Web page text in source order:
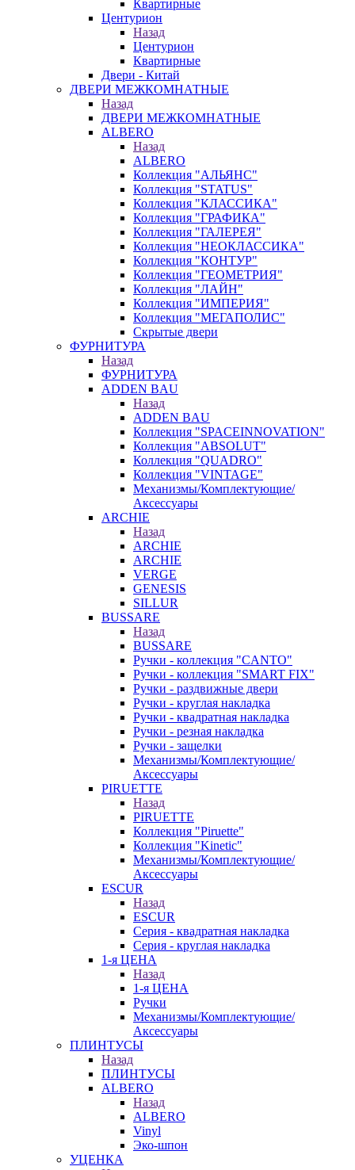
Квартирные
Центурион
Назад
Центурион
Квартирные
Двери - Китай
ДВЕРИ МЕЖКОМНАТНЫЕ
Назад
ДВЕРИ МЕЖКОМНАТНЫЕ
ALBERO
Назад
ALBERO
Коллекция "АЛЬЯНС"
Коллекция "STATUS"
Коллекция "КЛАССИКА"
Коллекция "ГРАФИКА"
Коллекция "ГАЛЕРЕЯ"
Коллекция "НЕОКЛАССИКА"
Коллекция "КОНТУР"
Коллекция "ГЕОМЕТРИЯ"
Коллекция "ЛАЙН"
Коллекция "ИМПЕРИЯ"
Коллекция "МЕГАПОЛИС"
Скрытые двери
ФУРНИТУРА
Назад
ФУРНИТУРА
ADDEN BAU
Назад
ADDEN BAU
Коллекция "SPACEINNOVATION"
Коллекция "ABSOLUT"
Коллекция "QUADRO"
Коллекция "VINTAGE"
Механизмы/Комплектующие/
Аксессуары
ARCHIE
Назад
ARCHIE
ARCHIE
VERGE
GENESIS
SILLUR
BUSSARE
Назад
BUSSARE
Ручки - коллекция "CANTO"
Ручки - коллекция "SMART FIX"
Ручки - раздвижные двери
Ручки - круглая накладка
Ручки - квадратная накладка
Ручки - резная накладка
Ручки - защелки
Механизмы/Комплектующие/
Аксессуары
PIRUETTE
Назад
PIRUETTE
Коллекция "Piruette"
Коллекция "Kinetic"
Механизмы/Комплектующие/
Аксессуары
ESCUR
Назад
ESCUR
Серия - квадратная накладка
Серия - круглая накладка
1-я ЦЕНА
Назад
1-я ЦЕНА
Ручки
Механизмы/Комплектующие/
Аксессуары
ПЛИНТУСЫ
Назад
ПЛИНТУСЫ
ALBERO
Назад
ALBERO
Vinyl
Эко-шпон
УЦЕНКА